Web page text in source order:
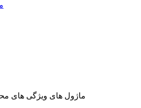
ماژول های ویژگی های